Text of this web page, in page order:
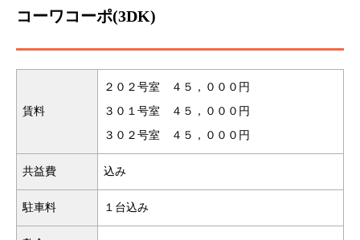
コーワコーポ(3DK)
賃料
２０２号室 ４５，０００円
３０１号室 ４５，０００円
３０２号室 ４５，０００円
共益費 込み
駐車料 １台込み